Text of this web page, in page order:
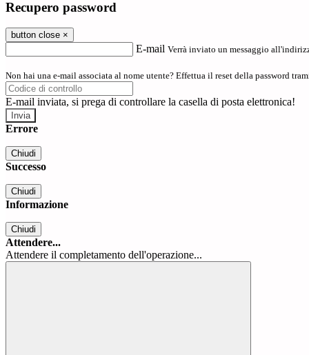
Recupero password
button close ×
E-mail Verrà inviato un messaggio
Non hai una e-mail associata al nome utente? Effettua il reset della password
E-mail inviata, si prega di controllare la casella di posta elettronica!
Errore
Chiudi
Successo
Chiudi
Informazione
Chiudi
Attendere...
Attendere il completamento dell'operazione...